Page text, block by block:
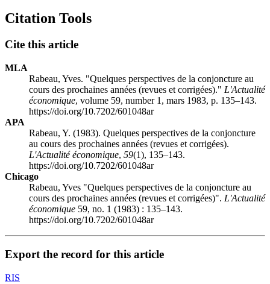
Citation Tools
Cite this article
MLA
Rabeau, Yves. "Quelques perspectives de la conjoncture au
cours des prochaines années (revues et corrigées)." L'Actualité
économique, volume 59, number 1, mars 1983, p. 135–143.
https://doi.org/10.7202/601048ar
APA
Rabeau, Y. (1983). Quelques perspectives de la conjoncture
au cours des prochaines années (revues et corrigées).
L'Actualité économique, 59(1), 135–143.
https://doi.org/10.7202/601048ar
Chicago
Rabeau, Yves "Quelques perspectives de la conjoncture au
cours des prochaines années (revues et corrigées)". L'Actualité
économique 59, no. 1 (1983) : 135–143.
https://doi.org/10.7202/601048ar
Export the record for this article
RIS